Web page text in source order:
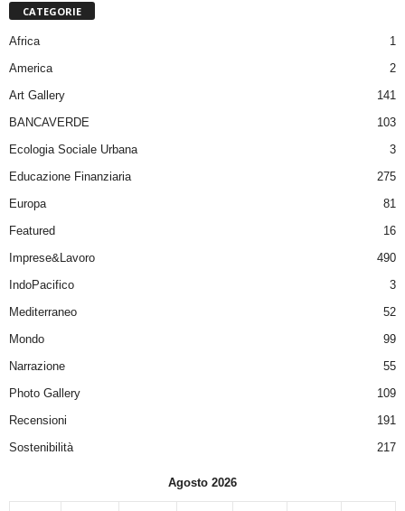
CATEGORIE
Africa
1
America
2
Art Gallery
141
BANCAVERDE
103
Ecologia Sociale Urbana
3
Educazione Finanziaria
275
Europa
81
Featured
16
Imprese&Lavoro
490
IndoPacifico
3
Mediterraneo
52
Mondo
99
Narrazione
55
Photo Gallery
109
Recensioni
191
Sostenibilità
217
Agosto 2026